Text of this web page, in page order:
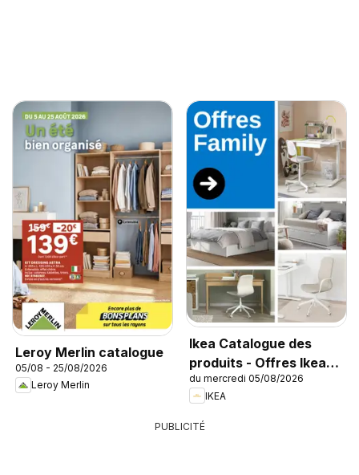
Leroy Merlin catalogue
05/08 - 25/08/2026
Leroy Merlin
Ikea Catalogue des
produits - Offres Ikea
Family
du mercredi 05/08/2026
IKEA
PUBLICITÉ